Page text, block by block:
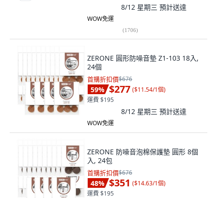
8/12 星期三 預計送達
WOW免運
(1706)
ZERONE 圓形防噪音墊 Z1-103 18入,
24個
首購折扣價$676
59% $277 ($11.54/1個)
運費 $195
8/12 星期三 預計送達
WOW免運
ZERONE 防噪音泡棉保護墊 圓形 8個
入, 24包
首購折扣價$676
48% $351 ($14.63/1個)
運費 $195